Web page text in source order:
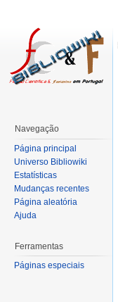
Navegação
Página principal
Universo Bibliowiki
Estatísticas
Mudanças recentes
Página aleatória
Ajuda
Ferramentas
Páginas especiais